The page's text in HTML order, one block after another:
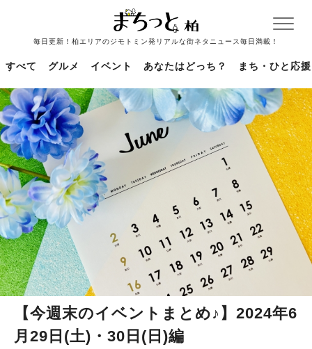
毎日更新！柏エリアのジモトミン発リアルな街ネタニュース毎日満載！
すべて グルメ イベント あなたはどっち？ まち・ひと応援
【今週末のイベントまとめ♪】2024年6
月29日(土)・30日(日)編